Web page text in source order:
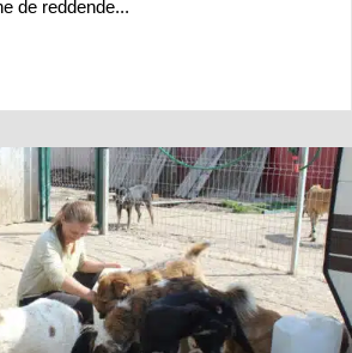
de reddende...